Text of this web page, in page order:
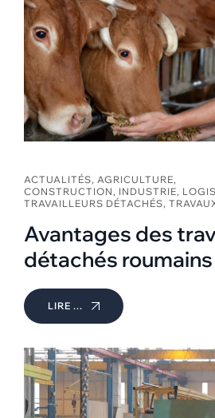
ACTUALITÉS, AGRICULTURE,
CONSTRUCTION , INDUSTRIE,
TRAVAILLEURS DÉTACHÉS,
Avantages des
détachés
LIRE ...